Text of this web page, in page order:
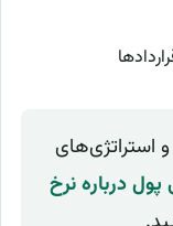
استراتژی‌های
درباره نرخ